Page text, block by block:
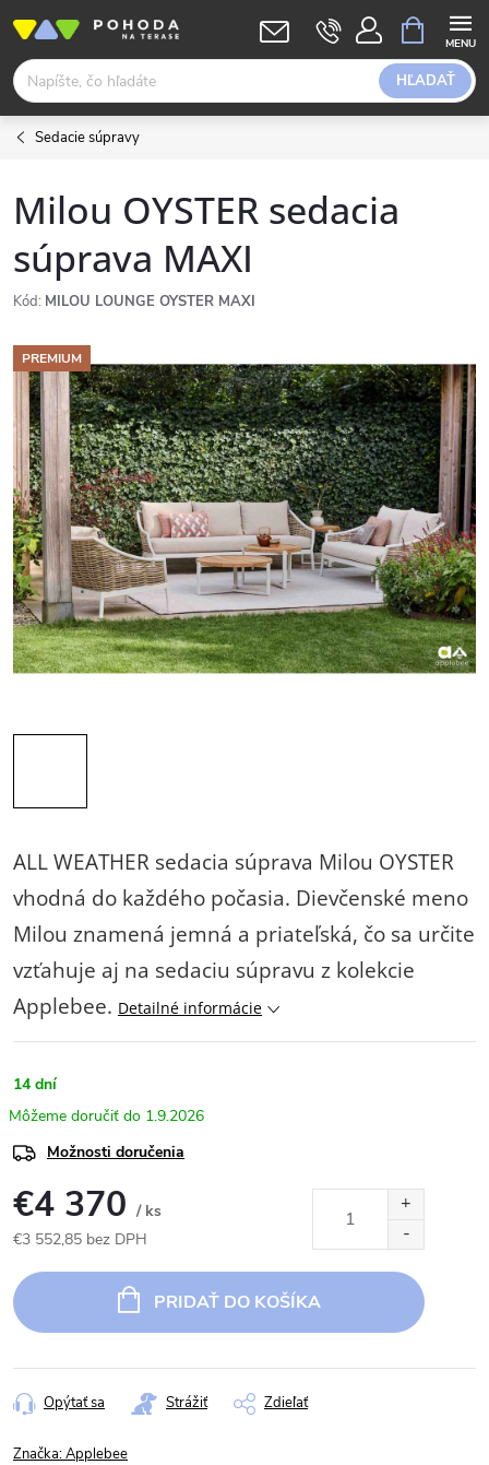
obsah
HĽADAŤ
KOŠÍK
Sedacie súpravy
Milou OYSTER sedacia
súprava MAXI
Kód: MILOU LOUNGE OYSTER MAXI
PREMIUM
ALL WEATHER sedacia súprava Milou OYSTER
vhodná do každého počasia. Dievčenské meno
Milou znamená jemná a priateľská, čo sa určite
vzťahuje aj na sedaciu súpravu z kolekcie
Applebee. Detailné informácie
14 dní
1.9.2026
Možnosti doručenia
€4 370 / ks
€3 552,85 bez DPH
cena:
PRIDAŤ DO KOŠÍKA
Opýtať sa Strážiť Zdieľať
Značka:Applebee